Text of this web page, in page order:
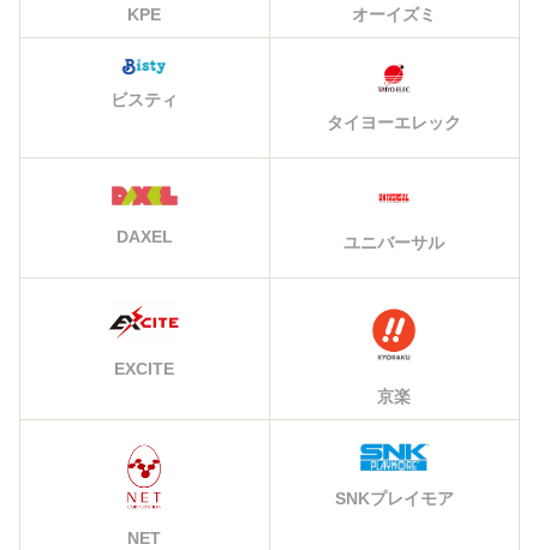
KPE オーイズミ
ビスティ
タイヨーエレック
DAXEL ユニバーサル
EXCITE
京楽
NET
SNKプレイモア